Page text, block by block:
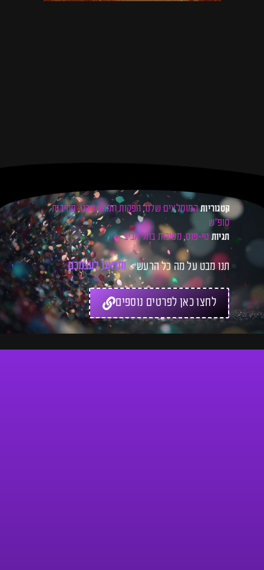
קטגוריות המומלצים שלנו,הפקות חמות,טכנו,מסיבות
סופ"ש
תגיות טי-פוס, מסיבות בתל אביב
תנו מבט על מה כל הרעש > ותדאגו לעצמכם לכ
לחצו כאן לפרטים נוספים